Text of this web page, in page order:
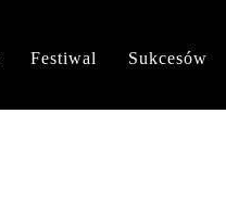
Festiwal Sukcesów